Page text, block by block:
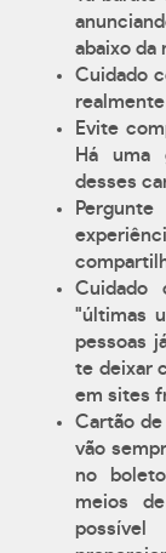
abaixo da
Cuidado
Evite
Há uma
desses
Cuidado
"últimas
pessoas
te deixar
em sites
Cartão
vão
no
meios